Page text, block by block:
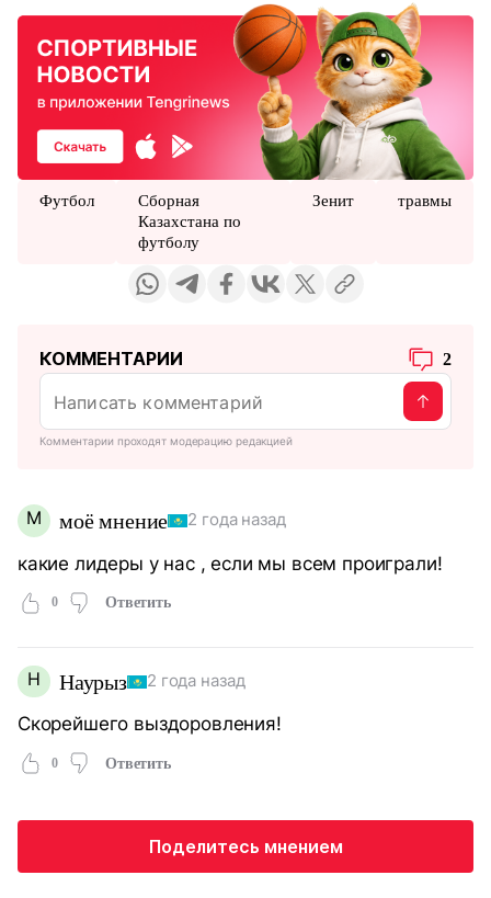
Футбол
Сборная
Казахстана по
футболу
Зенит травмы
КОММЕНТАРИИ 2
Комментарии проходят модерацию редакцией
М моё мнение 2 года назад
какие лидеры у нас , если мы всем проиграли!
0 Ответить
Н Наурыз 2 года назад
Скорейшего выздоровления!
0 Ответить
Поделитесь мнением